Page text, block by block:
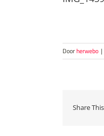
Doorherwebo |
Share